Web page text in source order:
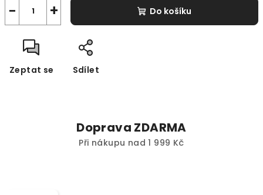
+
− Do košíku
Zeptat se Sdílet
Doprava ZDARMA
Při nákupu nad 1 999 Kč